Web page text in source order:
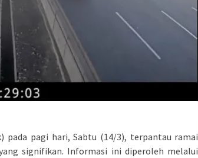
pada pagi hari, Sabtu (14/3), terpantau ramai
signifikan. Informasi ini diperoleh melalui